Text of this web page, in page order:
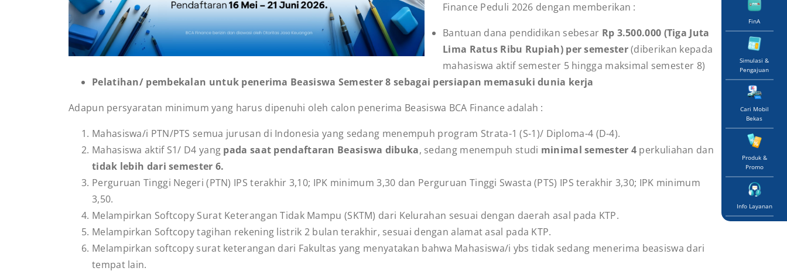
FinA
Simulasi &
Pengajuan
Cari Mobil
Bekas
Produk &
Promo
Info Layanan
Finance Peduli 2026 dengan memberikan :
Bantuan dana pendidikan sebesar Rp 3.500.000 (Tiga Juta
Lima Ratus Ribu Rupiah) per semester(diberikan kepada
mahasiswa aktif semester 5 hingga maksimal semester 8)
Pelatihan/ pembekalan untuk penerima Beasiswa Semester 8 sebagai persiapan memasuki dunia kerja
Adapun persyaratan minimum yang harus dipenuhi oleh calon penerima Beasiswa BCA Finance adalah :
Mahasiswa/i PTN/PTS semua jurusan di Indonesia yang sedang menempuh program Strata-1 (S-1)/ Diploma-4 (D-4).
Mahasiswa aktif S1/ D4 yang pada saat pendaftaran Beasiswa dibuka, sedang menempuh studi minimal semester 4 perkuliahan dan
tidak lebih dari semester 6.
Perguruan Tinggi Negeri (PTN) IPS terakhir 3,10; IPK minimum 3,30 dan Perguruan Tinggi Swasta (PTS) IPS terakhir 3,30; IPK minimum
3,50.
Melampirkan Softcopy Surat Keterangan Tidak Mampu (SKTM) dari Kelurahan sesuai dengan daerah asal pada KTP.
Melampirkan Softcopy tagihan rekening listrik 2 bulan terakhir, sesuai dengan alamat asal pada KTP.
Melampirkan softcopy surat keterangan dari Fakultas yang menyatakan bahwa Mahasiswa/i ybs tidak sedang menerima beasiswa dari
tempat lain.